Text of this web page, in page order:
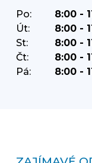
Po:
8:00 -
Út:
8:00 -
St:
8:00 -
Čt:
8:00 -
Pá:
8:00 -